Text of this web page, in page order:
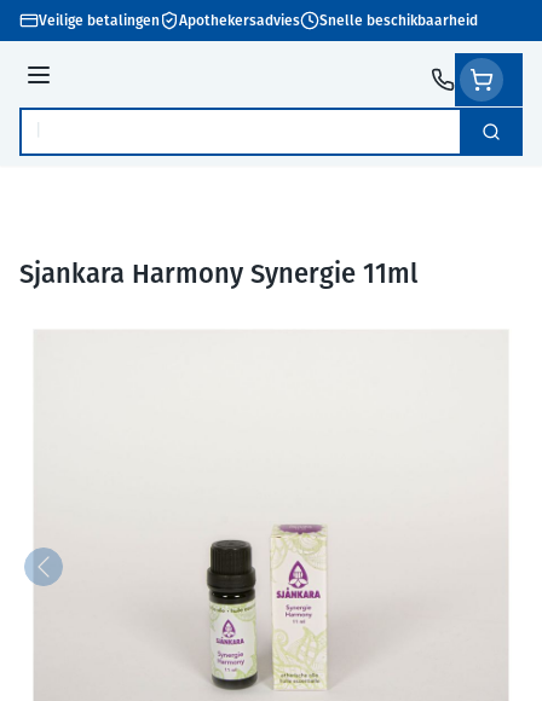
Ga naar de inhoud
Veilige betalingen Apothekersadvies Snelle beschikbaarheid
Menu
Product, merk, categorie... Zoek
Sjankara Harmony Synergie 11ml